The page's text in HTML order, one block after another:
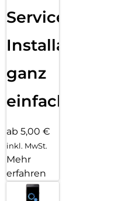
Services
Installation
ganz
einfach
ab 5,00 €
inkl. MwSt.
Mehr
erfahren